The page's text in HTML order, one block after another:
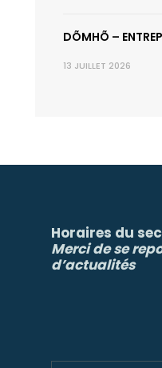
DÕMHÕ –
13 JUILLET 2026
Horaires du
Merci de se
d’actualités